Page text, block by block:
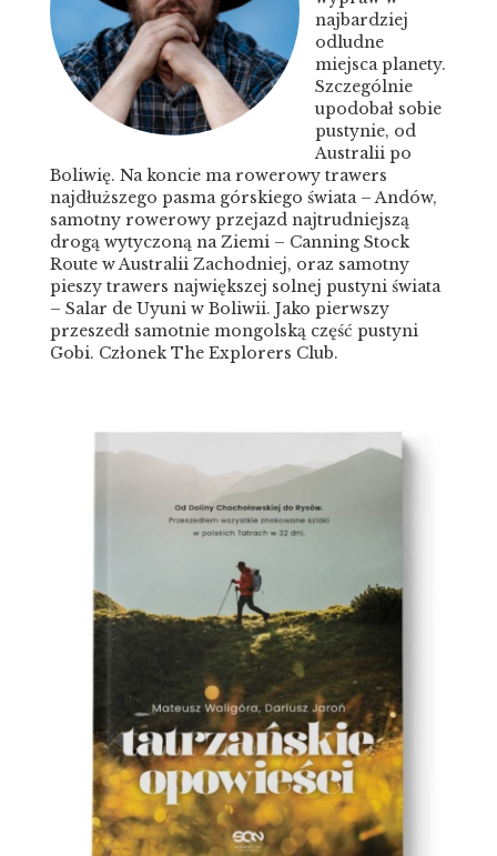
najbardziej
odludne
miejsca planety.
Szczególnie
upodobał sobie
pustynie, od
Australii po
Boliwię. Na koncie ma rowerowy trawers
najdłuższego pasma górskiego świata – Andów,
samotny rowerowy przejazd najtrudniejszą
drogą wytyczoną na Ziemi – Canning Stock
Route w Australii Zachodniej, oraz samotny
pieszy trawers największej solnej pustyni świata
– Salar de Uyuni w Boliwii. Jako pierwszy
przeszedł samotnie mongolską część pustyni
Gobi. Członek The Explorers Club.